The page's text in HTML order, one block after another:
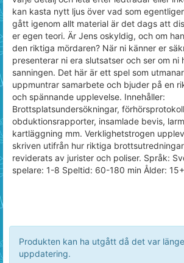
kan kasta nytt ljus över vad som
gått igenom allt material är det dags att
er egen teori. Är Jens oskyldig, och om
den riktiga mördaren? När ni känner er
presenterar ni era slutsatser och ser om ni
sanningen. Det här är ett spel som
uppmuntrar samarbete och bjuder på en
och spännande upplevelse. Innehåller:
Brottsplatsundersökningar,
obduktionsrapporter, insamlade bevis,
kartläggning mm. Verklighetstrogen
skriven utifrån hur riktiga
reviderats av jurister och poliser. Språk:
spelare: 1-8 Speltid: 60-180 min Ålder:
Produkten kan ha utgått då det var
uppdatering.